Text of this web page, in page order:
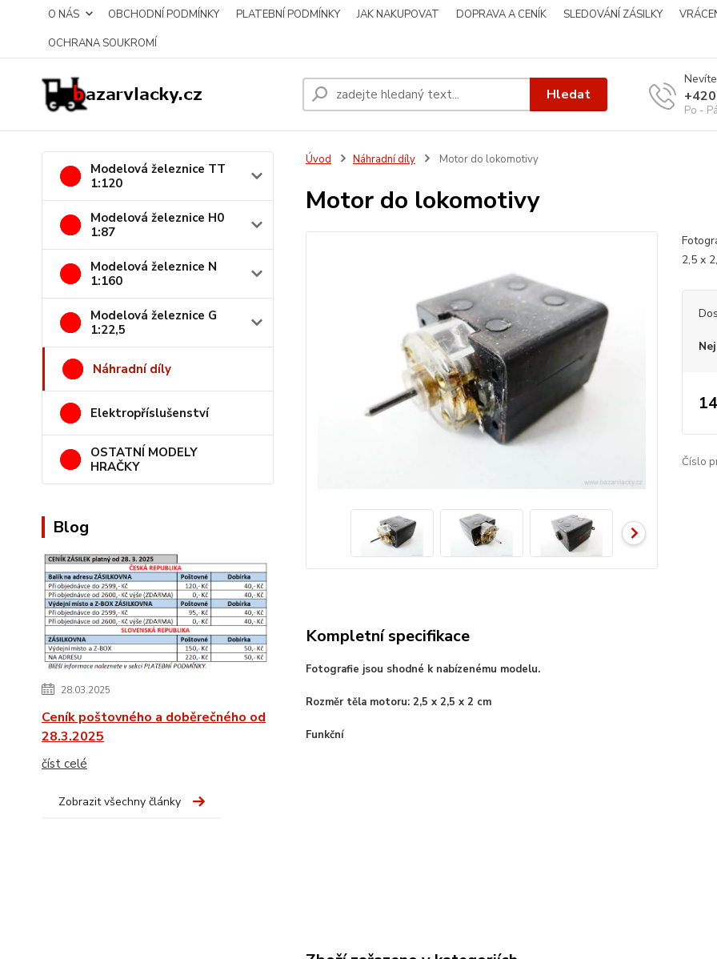
O NÁS OBCHODNÍ PODMÍNKY PLATEBNÍ PODMÍNKY JAK NAKUPOVAT DOPRAVA A CENÍK SLEDOVÁNÍ ZÁSILKY
OCHRANA SOUKROMÍ
Hledat
Po -
Modelová železnice TT
1:120
Modelová železnice H0
1:87
Modelová železnice N
1:160
Modelová železnice G
1:22,5
Náhradní díly
Elektropříslušenství
OSTATNÍ MODELY
HRAČKY
Blog
28.03.2025
Ceník poštovného a doběrečného od
28.3.2025
číst celé
Zobrazit všechny články
Úvod Náhradní díly Motor do lokomotivy
Motor do lokomotivy
2,5 x
Číslo
Kompletní specifikace
Fotografie jsou shodné k nabízenému modelu.
Rozměr těla motoru: 2,5 x 2,5 x 2 cm
Funkční